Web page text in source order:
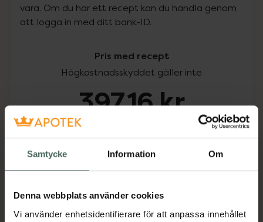
Samtycke Information Om
Denna webbplats använder cookies
Vi använder enhetsidentifierare för att anpassa innehållet
vara. Om du har ett recept kan du handla genom
att logga in med ditt bank-ID.
Pris med recept
Högkostnadsskyddet gäller inte
397,16 kr
Köp via ditt recept
Aktuella erbjudanden